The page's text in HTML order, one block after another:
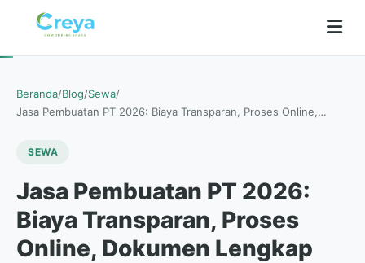
Beranda/Blog/Sewa/
Jasa Pembuatan PT 2026: Biaya Transparan, Proses Online,…
SEWA
Jasa Pembuatan PT 2026:
Biaya Transparan, Proses
Online, Dokumen Lengkap